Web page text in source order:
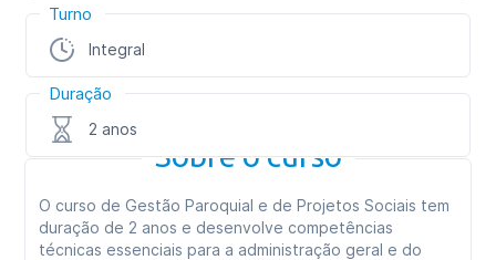
Turno
Integral
Duração
2 anos
Sobre o curso
O curso de Gestão Paroquial e de Projetos Sociais tem
duração de 2 anos e desenvolve competências
técnicas essenciais para a administração geral e do